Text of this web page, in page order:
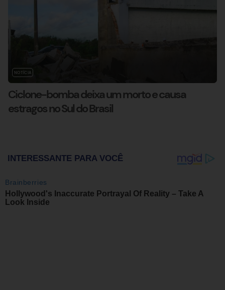
NOTÍCIA
Ciclone-bomba deixa um morto e causa
estragos no Sul do Brasil